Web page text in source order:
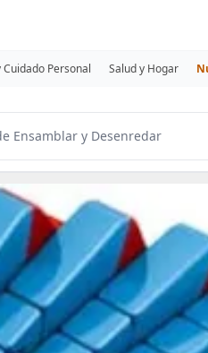
Cuidado Personal Salud y Hogar
Ensamblar y Desenredar